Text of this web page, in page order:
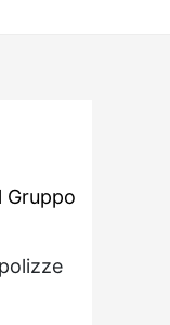
Gruppo